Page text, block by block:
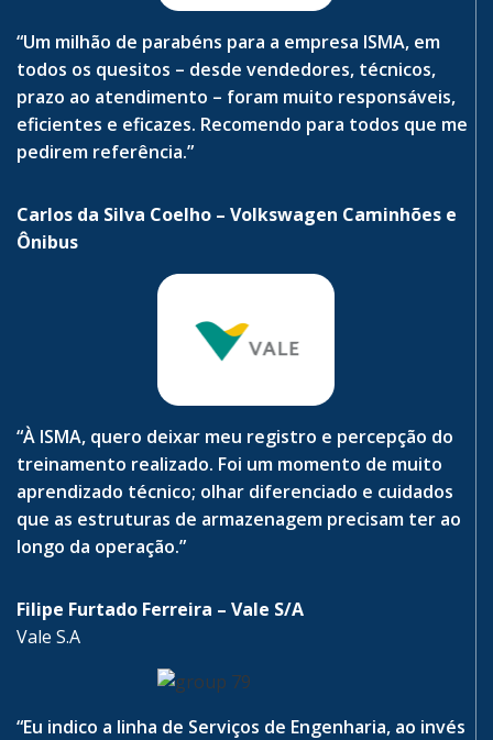
“Um milhão de parabéns para a empresa ISMA, em
todos os quesitos – desde vendedores, técnicos,
prazo ao atendimento – foram muito responsáveis,
eficientes e eficazes. Recomendo para todos que me
pedirem referência.”
Carlos da Silva Coelho – Volkswagen Caminhões e
Ônibus
“À ISMA, quero deixar meu registro e percepção do
treinamento realizado. Foi um momento de muito
aprendizado técnico; olhar diferenciado e cuidados
que as estruturas de armazenagem precisam ter ao
longo da operação.”
Filipe Furtado Ferreira – Vale S/A
Vale S.A
“Eu indico a linha de Serviços de Engenharia, ao invés